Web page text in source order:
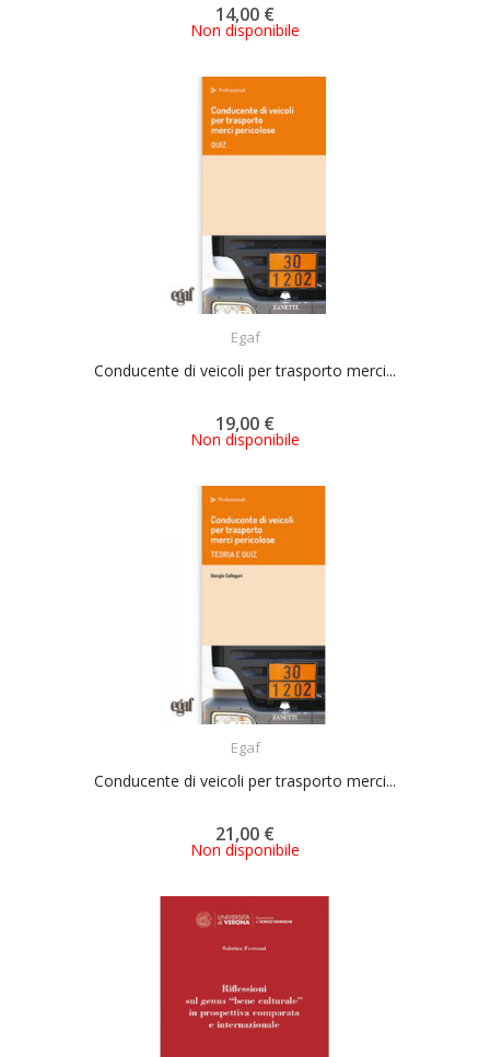
14,00 €
Non disponibile
Egaf
Conducente di veicoli per trasporto merci...
19,00 €
Non disponibile
Egaf
Conducente di veicoli per trasporto merci...
21,00 €
Non disponibile